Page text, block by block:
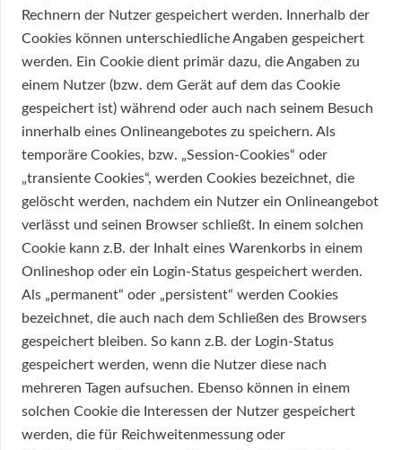
Rechnern der Nutzer gespeichert werden. Innerhalb der
Cookies können unterschiedliche Angaben gespeichert
werden. Ein Cookie dient primär dazu, die Angaben zu
einem Nutzer (bzw. dem Gerät auf dem das Cookie
gespeichert ist) während oder auch nach seinem Besuch
innerhalb eines Onlineangebotes zu speichern. Als
temporäre Cookies, bzw. „Session-Cookies“ oder
„transiente Cookies“, werden Cookies bezeichnet, die
gelöscht werden, nachdem ein Nutzer ein Onlineangebot
verlässt und seinen Browser schließt. In einem solchen
Cookie kann z.B. der Inhalt eines Warenkorbs in einem
Onlineshop oder ein Login-Status gespeichert werden.
Als „permanent“ oder „persistent“ werden Cookies
bezeichnet, die auch nach dem Schließen des Browsers
gespeichert bleiben. So kann z.B. der Login-Status
gespeichert werden, wenn die Nutzer diese nach
mehreren Tagen aufsuchen. Ebenso können in einem
solchen Cookie die Interessen der Nutzer gespeichert
werden, die für Reichweitenmessung oder